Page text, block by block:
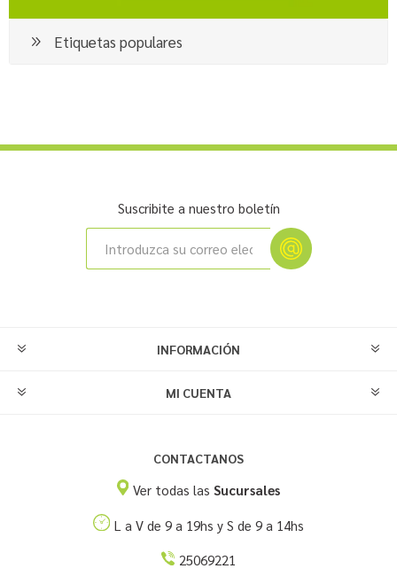
Etiquetas populares
Suscribite a nuestro boletín
INFORMACIÓN
MI CUENTA
CONTACTANOS
Ver todas lasSucursales
L a V de 9 a 19hs y S de 9 a 14hs
25069221